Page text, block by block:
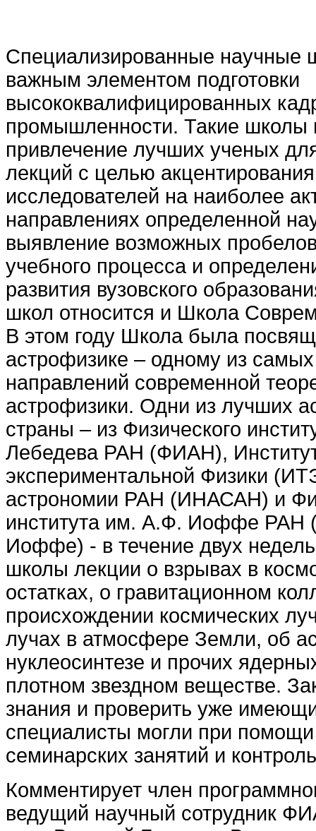
Специализированные научные
важным элементом подготовки
высококвалифицированных
промышленности. Такие школы
привлечение лучших ученых
лекций с целью
исследователей на наиболее
направлениях определенной
выявление возможных
учебного процесса и
развития вузовского
школ относится и Школа
В этом году Школа была
астрофизике – одному из
направлений современной
астрофизики. Одни из лучших
страны – из Физического
Лебедева РАН (ФИАН),
экспериментальной Физики
астрономии РАН (ИНАСАН) и
института им. А.Ф. Иоффе
Иоффе) - в течение двух
школы лекции о взрывах в
остатках, о гравитационном
происхождении космических
лучах в атмосфере Земли, об
нуклеосинтезе и прочих
плотном звездном веществе.
знания и проверить уже
специалисты могли при помощи
семинарских занятий и
Комментирует член
ведущий научный сотрудник